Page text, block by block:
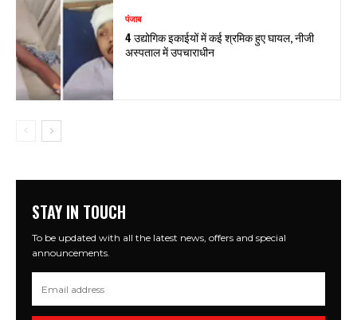
पंजाब
4 उद्योगिक इकाईयों में कई श्रमिक हुए घायल, नीजी
अस्पताल में उपचाराधीन
STAY IN TOUCH
To be updated with all the latest news, offers and special
announcements.